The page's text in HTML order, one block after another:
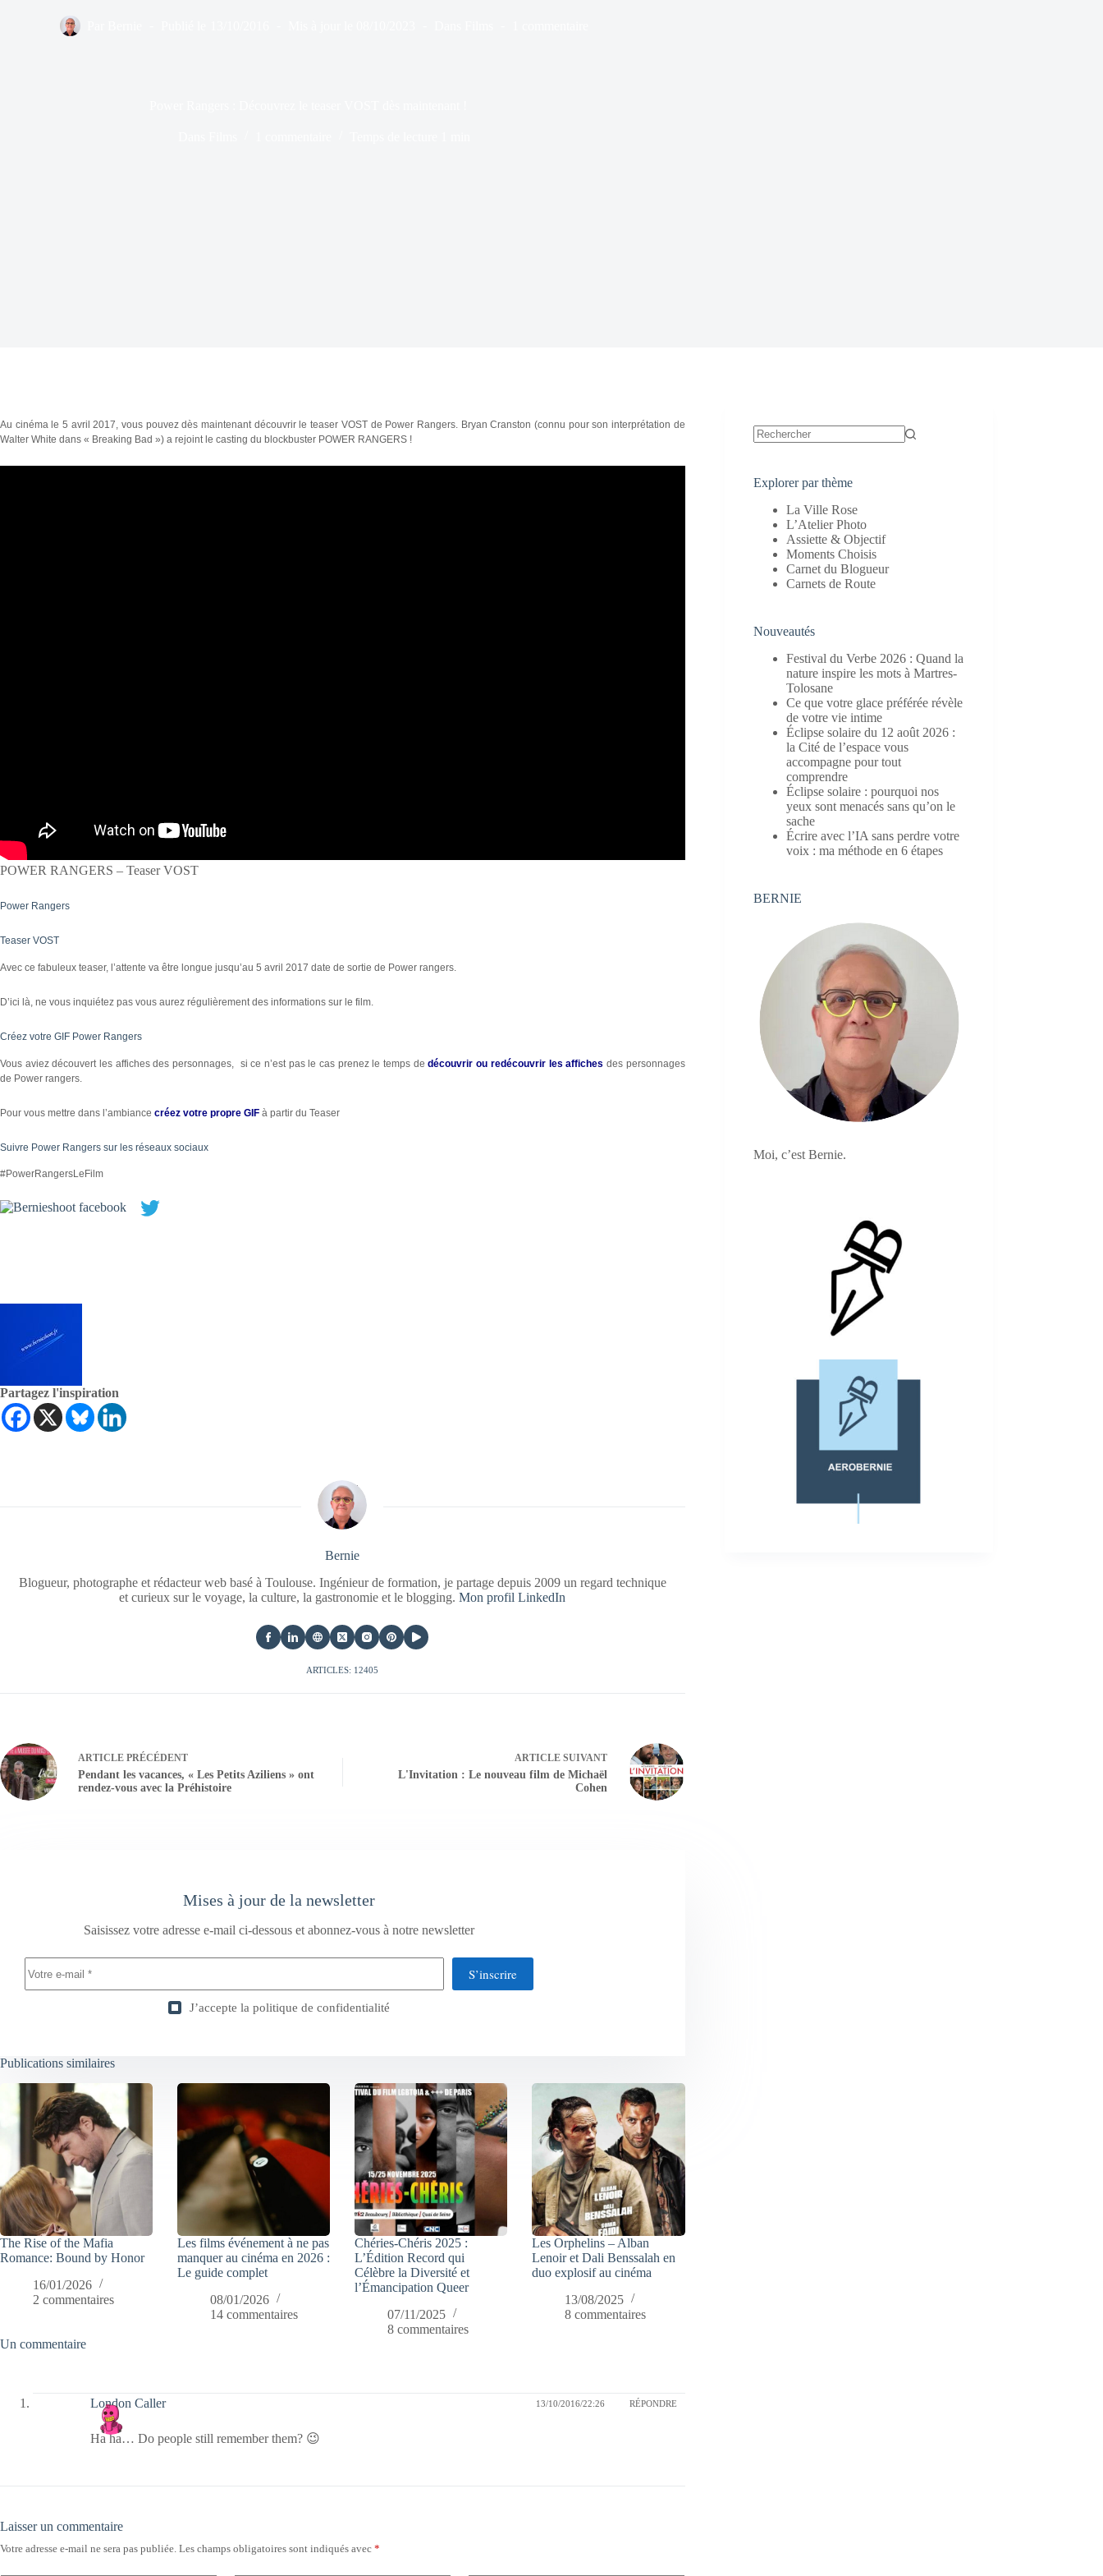
Au cinéma le 5 avril 2017, vous pouvez dès maintenant découvrir le teaser VOST de Power Rangers. Bryan Cranston (connu pour son interprétation de
Walter White dans « Breaking Bad ») a rejoint le casting du blockbuster POWER RANGERS !
POWER RANGERS – Teaser VOST
Power Rangers
Teaser VOST
Avec ce fabuleux teaser, l’attente va être longue jusqu’au 5 avril 2017 date de sortie de Power rangers.
D’ici là, ne vous inquiétez pas vous aurez régulièrement des informations sur le film.
Créez votre GIF Power Rangers
Vous aviez découvert les affiches des personnages, si ce n’est pas le cas prenez le temps dedécouvrir ou redécouvrir les affiches des personnages
de Power rangers.
Pour vous mettre dans l’ambiance créez votre propre GIF à partir du Teaser
Suivre Power Rangers sur les réseaux sociaux
#PowerRangersLeFilm
Partagez l'inspiration
Bernie
Blogueur, photographe et rédacteur web basé à Toulouse. Ingénieur de formation, je partage depuis 2009 un regard technique
et curieux sur le voyage, la culture, la gastronomie et le blogging.Mon profil LinkedIn
ARTICLES: 12405
ARTICLE PRÉCÉDENT
Pendant les vacances, « Les Petits Aziliens » ont
rendez-vous avec la Préhistoire
ARTICLESUIVANT
L'Invitation : Le nouveau film de Michaël
Cohen
Mises à jour de la newsletter
Saisissez votre adresse e-mail ci-dessous et abonnez-vous à notre newsletter
S’inscrire
J’accepte la politique de confidentialité
Publications similaires
The Rise of the Mafia
Romance: Bound by Honor
16/01/2026
2 commentaires
Les films événement à ne pas
manquer au cinéma en 2026 :
Le guide complet
08/01/2026
14 commentaires
Chéries-Chéris 2025 :
L’Édition Record qui
Célèbre la Diversité et
l’Émancipation Queer
07/11/2025
8 commentaires
Les Orphelins – Alban
Lenoir et Dali Benssalah en
duo explosif au cinéma
13/08/2025
8 commentaires
Un commentaire
London Caller 13/10/2016/22:26 RÉPONDRE
Ha ha… Do people still remember them? 😉
Laisser un commentaire
Votre adresse e-mail ne sera pas publiée. Les champs obligatoires sont indiqués avec *
Explorer par thème
La Ville Rose
L’Atelier Photo
Assiette & Objectif
Moments Choisis
Carnet du Blogueur
Carnets de Route
Nouveautés
Festival du Verbe 2026 : Quand la
nature inspire les mots à Martres-
Tolosane
Ce que votre glace préférée révèle
de votre vie intime
Éclipse solaire du 12 août 2026 :
la Cité de l’espace vous
accompagne pour tout
comprendre
Éclipse solaire : pourquoi nos
yeux sont menacés sans qu’on le
sache
Écrire avec l’IA sans perdre votre
voix : ma méthode en 6 étapes
BERNIE
Moi, c’est Bernie.